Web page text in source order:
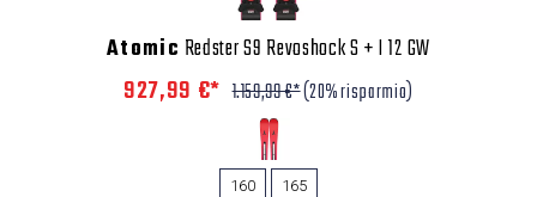
Atomic Redster S9 Revoshock S + I 12 GW
927,99 €* 1.159,99 €*(20% risparmio)
160 165